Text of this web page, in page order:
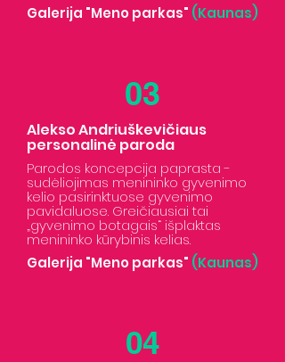
Galerija "Meno parkas" (Kaunas)
03
Alekso Andriuškevičiaus
personalinė paroda
Parodos koncepcija paprasta -
sudėliojimas menininko gyvenimo
kelio pasirinktuose gyvenimo
pavidaluose. Greičiausiai tai
„gyvenimo botagais“ išplaktas
menininko kūrybinis kelias.
Galerija "Meno parkas" (Kaunas)
04